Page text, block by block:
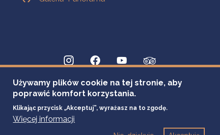
Używamy plików cookie na tej stronie, aby
poprawić komfort korzystania.
Klikając przycisk „Akceptuj”, wyrażasz na to zgodę.
Więcej informacji